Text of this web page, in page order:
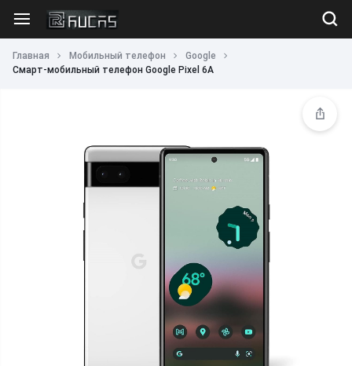
Главная Мобильный телефон
Google
Смарт-мобильный телефон Google Pixel 6A